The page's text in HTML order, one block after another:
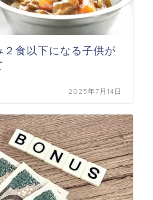
２食以下になる子供が
2025年7月14日